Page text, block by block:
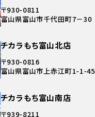
〒930-0811
富山県富山市千代田町7－30
チカラもち富山北店
〒930-0816
富山県富山市上赤江町1-1-45
チカラもち富山南店
〒939-8211